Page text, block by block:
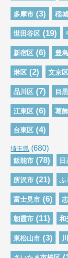
多摩市 (3) 稲
世田谷区 (19)
新宿区 (6) 豊
港区 (2) 文京区
品川区 (7) 目
江東区 (6) 葛
台東区 (4)
埼玉県 (680)
飯能市 (78)
所沢市 (21) ふ
富士見市 (6)
朝霞市 (11) 和
東松山市 (3)